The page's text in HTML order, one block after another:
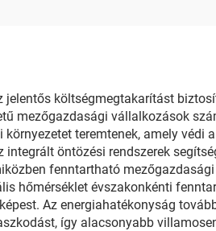
költségmegtakarítást
mezőgazdasági vállalkozások
teremtenek, amely
integrált öntözési rendszerek
fenntartható
hőmérséklet évszakonkénti
Az energiahatékonyság
így alacsonyabb